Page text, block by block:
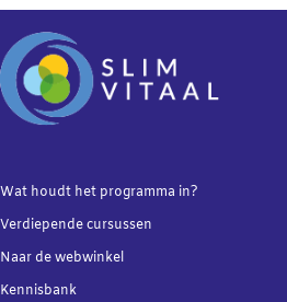
Wat houdt het programma in?
Verdiependecursussen
Naar de webwinkel
Kennisbank